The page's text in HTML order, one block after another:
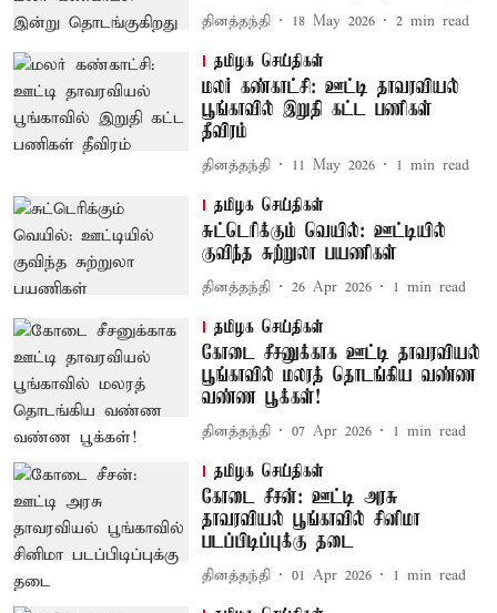
தினத்தந்தி 18 May 2026 2 min read
தமிழக செய்திகள்
மலர் கண்காட்சி: ஊட்டி தாவரவியல்
பூங்காவில் இறுதி கட்ட பணிகள்
தீவிரம்
தினத்தந்தி 11 May 2026 1 min read
தமிழக செய்திகள்
சுட்டெரிக்கும் வெயில்: ஊட்டியில்
குவிந்த சுற்றுலா பயணிகள்
தினத்தந்தி 26 Apr 2026 1 min read
தமிழக செய்திகள்
கோடை சீசனுக்காக ஊட்டி தாவரவியல்
பூங்காவில் மலரத் தொடங்கிய வண்ண
வண்ண பூக்கள்!
தினத்தந்தி 07 Apr 2026 1 min read
தமிழக செய்திகள்
கோடை சீசன்: ஊட்டி அரசு
தாவரவியல் பூங்காவில் சினிமா
படப்பிடிப்புக்கு தடை
தினத்தந்தி 01 Apr 2026 1 min read